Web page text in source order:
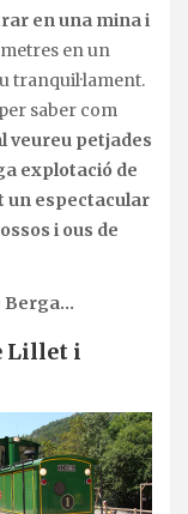
en una mina i
en un
tranquil·lament.
saber com
veureu petjades
explotació de
un espectacular
i ous de
Berga…
Lillet i